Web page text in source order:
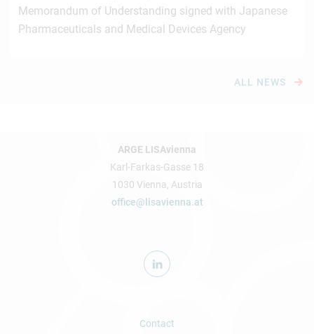
Memorandum of Understanding signed with Japanese
Pharmaceuticals and Medical Devices Agency
ALL NEWS
ARGE LISAvienna
Karl-Farkas-Gasse 18
1030 Vienna, Austria
office@lisavienna.at
Contact